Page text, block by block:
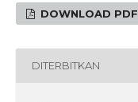
DOWNLOAD PDF
DITERBITKAN